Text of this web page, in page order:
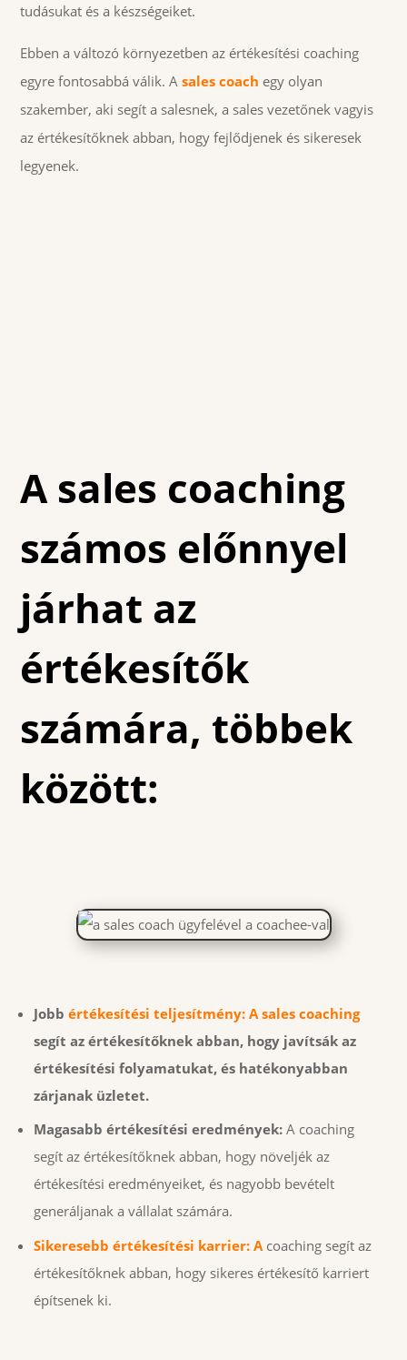
tudásukat és a készségeiket.
Ebben a változó környezetben az értékesítési coaching
egyre fontosabbá válik. Asales coach egy olyan
szakember, aki segít a salesnek, a sales vezetőnek vagyis
az értékesítőknek abban, hogy fejlődjenek és sikeresek
legyenek.
A sales coaching
számos előnnyel
járhat az
értékesítők
számára, többek
között:
Jobbértékesítési teljesítmény: A sales coaching
segít az értékesítőknek abban, hogy javítsák az
értékesítési folyamatukat, és hatékonyabban
zárjanak üzletet.
Magasabb értékesítési eredmények: A coaching
segít az értékesítőknek abban, hogy növeljék az
értékesítési eredményeiket, és nagyobb bevételt
generáljanak a vállalat számára.
Sikeresebb értékesítési karrier: A coaching segít az
értékesítőknek abban, hogy sikeres értékesítő karriert
építsenek ki.